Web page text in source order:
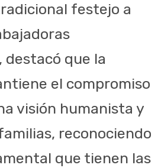
festejo a
que la
el compromiso
visión humanista y
reconociendo
que tienen las